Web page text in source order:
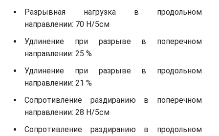
Разрывная нагрузка в продольном
направлении: 70 Н/5см
Удлинение при разрыве в поперечном
направлении: 25 %
Удлинение при разрыве в продольном
направлении: 21 %
Сопротивление раздиранию в поперечном
направлении: 28 Н/5см
Сопротивление раздиранию в продольном